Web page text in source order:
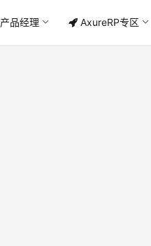
产品经理 AxureRP专区